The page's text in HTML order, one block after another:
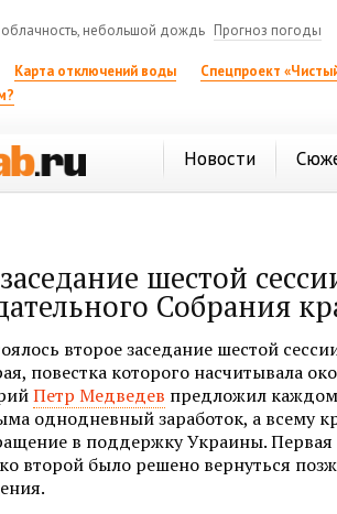
небольшой дождь Прогноз погоды
Карта отключений воды
Спецпроект
Новости
шестой
Собрания
второе заседание шестой
повестка которого насчитывала
Петр Медведев предложил
однодневный заработок, а всему
в поддержку Украины. Первая
второй было решено вернуться